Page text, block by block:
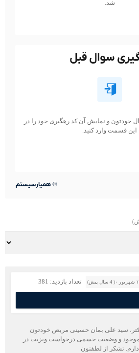
شد.
سوال قبل
خودتون و نمایش آن کد رهگیری خود را در
این قسمت وارد کنید.
© همیارسیستم
تعداد بازدید: 381
سید علی بمان حسینی مریض خودتون
موجود و وضعیت جسمی درخواست ویزیت در
تشکر از لطفتون